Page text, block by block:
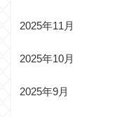
2025年11月
2025年10月
2025年9月